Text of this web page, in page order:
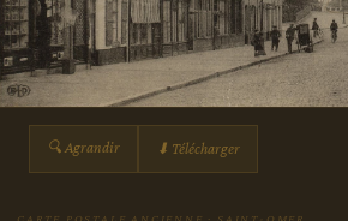
🔍 Agrandir ⬇ Télécharger
CARTE POSTALE ANCIENNE · SAINT-OMER